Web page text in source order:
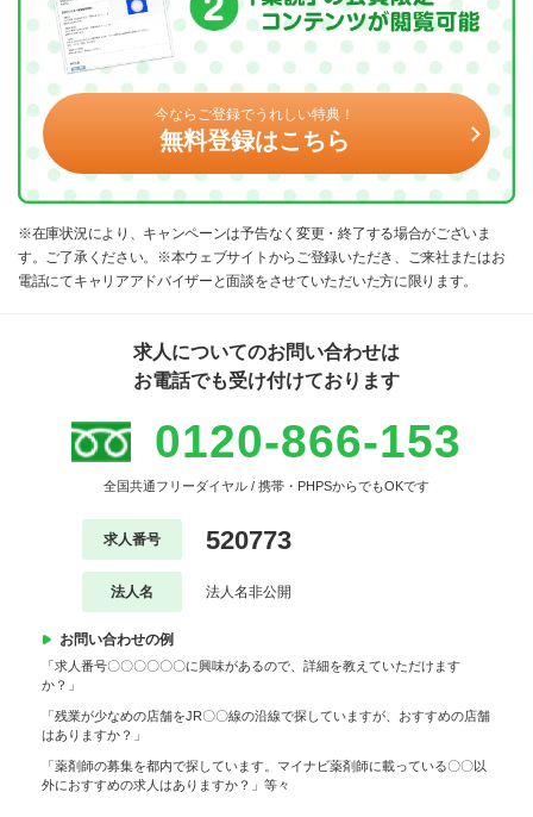
今ならご登録でうれしい特典！
無料登録はこちら
※在庫状況により、キャンペーンは予告なく変更・終了する場合がございま
す。ご了承ください。※本ウェブサイトからご登録いただき、ご来社またはお
電話にてキャリアアドバイザーと面談をさせていただいた方に限ります。
求人についてのお問い合わせは
お電話でも受け付けております
0120-866-153
全国共通フリーダイヤル / 携帯・PHPSからでもOKです
求人番号 520773
法人名 法人名非公開
お問い合わせの例
「求人番号〇〇〇〇〇〇に興味があるので、詳細を教えていただけます
か？」
「残業が少なめの店舗をJR〇〇線の沿線で探していますが、おすすめの店舗
はありますか？」
「薬剤師の募集を都内で探しています。マイナビ薬剤師に載っている〇〇以
外におすすめの求人はありますか？」等々